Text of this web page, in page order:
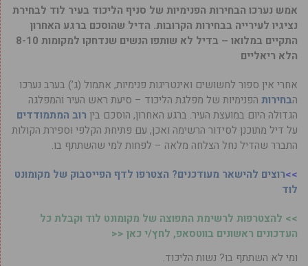
אמש נערכו הבחירות הפנימיות של סניף הליכוד בעיר לוד לבחירת
נציגיו לעירייה בבחירות הקרובות. הדיל שהוסכם ברגע האחרון
התקיים במלואו – בדיל לא שותפו הנשים שנדחקו למקומות 8-10
הלא ריאליים
אחרי אין ספור לחשושים ואינטריגות פנימיות, אתמול (ג’) בערב נערכו
הבחירות הפנימיות של מפלגת הליכוד – סיעת ראש העיר והמפלגה
הגדולה היום במועצת העיר. ברגע האחרון, הוסכם בין רוב המתמודדים
על דיל מתוכנן לסידור הרשימה ואכן, עם פתיחת הקלפי וספירת הקולות
התברר שהדיל נחל הצלחה מלאה – לפחות למי שהשתתף בו.
>>רוצים להישאר מעודכנים? הצטרפו לדף הפייסבוק של מקומונט
לוד
>> להצטרפות לרשימת התפוצה של מקומונט לוד וקבלת כל
העדכונים ראשונים בווטסאפ, לחץ/י כאן <<
ומי לא השתתף בו? נשות הליכוד.